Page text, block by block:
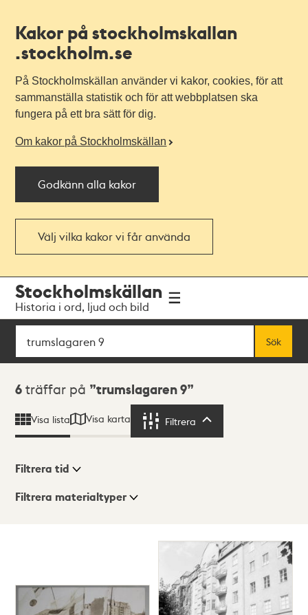
Kakor på stockholmskallan
.stockholm.se
På Stockholmskällan använder vi kakor, cookies, för att
sammanställa statistik och för att webbplatsen ska
fungera på ett bra sätt för dig.
Om kakor på Stockholmskällan
Godkänn alla kakor
Välj vilka kakor vi får använda
navigationen
huvudinnehållet
Stockholmskällan
Historia i ord, ljud och bild
Sök
Sök
Sökresultat
6 träffar på trumslagaren 9
Visa lista Visa karta Filtrera
Visningsläge
Filtrera tid
Filtrera materialtyper